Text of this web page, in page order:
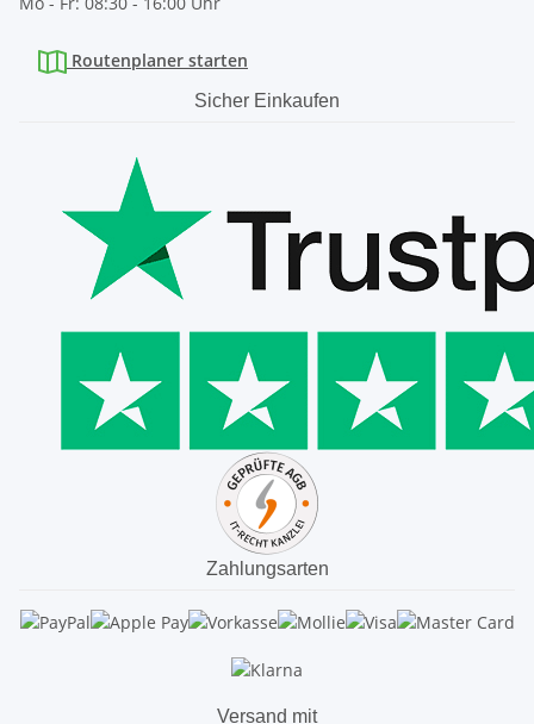
Routenplaner starten
Sicher Einkaufen
Zahlungsarten
Versand mit